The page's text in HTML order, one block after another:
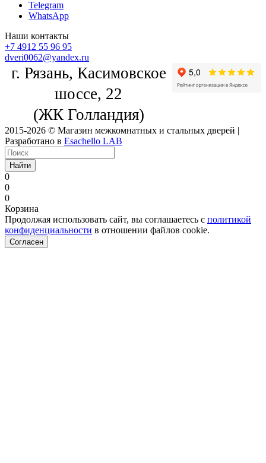
Telegram
WhatsApp
Наши контакты
+7 4912 55 96 95
dveri0062@yandex.ru
г. Рязань, Касимовское
шоссе, 22
(ЖК Голландия)
2015-2026 © Магазин межкомнатных и стальных дверей |
Разработано в Esachello LAB
Найти
0
0
0
Корзина
Продолжая использовать сайт, вы соглашаетесь с политикой
конфиденциальности в отношении файлов cookie.
Согласен